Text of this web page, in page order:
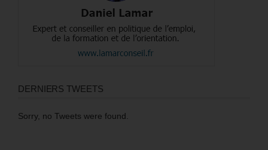
DERNIERS TWEETS
Sorry, no Tweets were found.